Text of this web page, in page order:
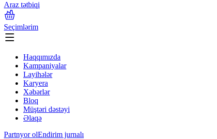
Araz tətbiqi
Seçimlərim
Haqqımızda
Kampaniyalar
Layihələr
Karyera
Xəbərlər
Bloq
Müştəri dəstəyi
Əlaqə
Partnyor olEndirim jurnalı